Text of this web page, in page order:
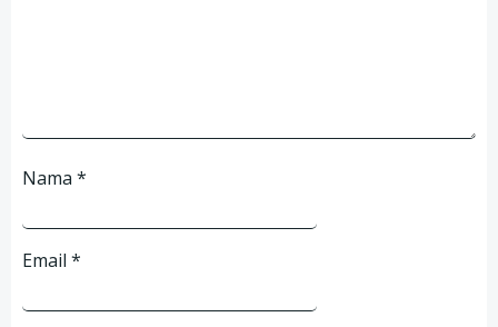
Nama *
Email *